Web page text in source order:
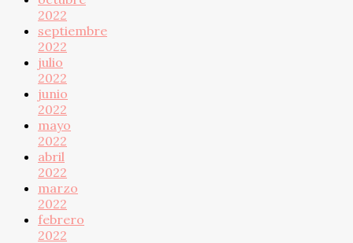
2022
septiembre
2022
julio
2022
junio
2022
mayo
2022
abril
2022
marzo
2022
febrero
2022